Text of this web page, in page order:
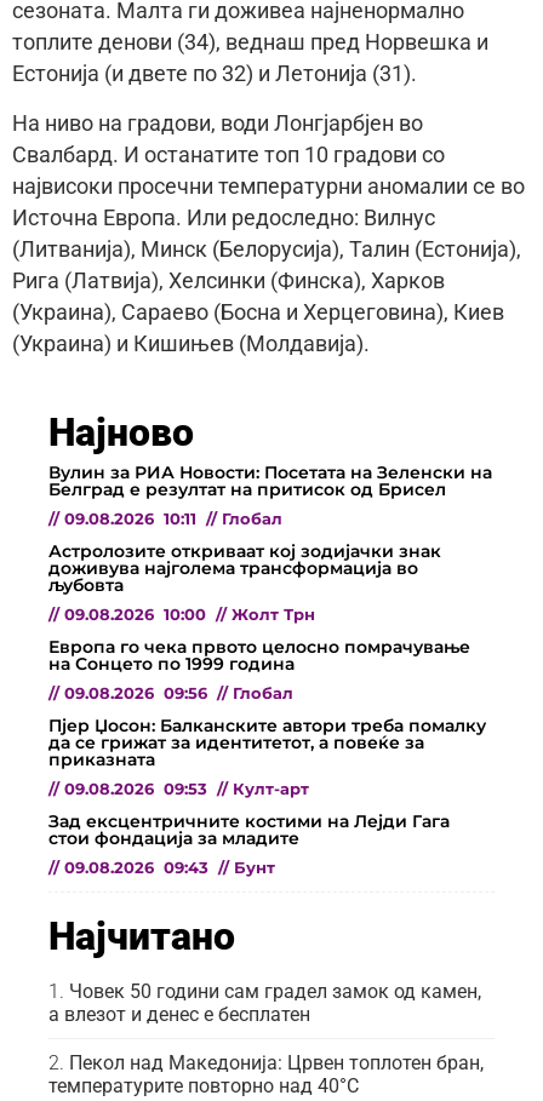
сезоната. Малта ги доживеа најненормално
топлите денови (34), веднаш пред Норвешка и
Естонија (и двете по 32) и Летонија (31).
На ниво на градови, води Лонгјарбјен во
Свалбард. И останатите топ 10 градови со
највисоки просечни температурни аномалии се во
Источна Европа. Или редоследно: Вилнус
(Литванија), Минск (Белорусија), Талин (Естонија),
Рига (Латвија), Хелсинки (Финска), Харков
(Украина), Сараево (Босна и Херцеговина), Киев
(Украина) и Кишињев (Молдавија).
Најново
Вулин за РИА Новости: Посетата на Зеленски на
Белград е резултат на притисок од Брисел
// 09.08.2026 10:11 // Глобал
Астролозите откриваат кој зодијачки знак
доживува најголема трансформација во
љубовта
// 09.08.2026 10:00 // Жолт Трн
Европа го чека првото целосно помрачување
на Сонцето по 1999 година
// 09.08.2026 09:56 // Глобал
Пјер Џосон: Балканските автори треба помалку
да се грижат за идентитетот, а повеќе за
приказната
// 09.08.2026 09:53 // Култ-арт
Зад ексцентричните костими на Лејди Гага
стои фондација за младите
// 09.08.2026 09:43 // Бунт
Најчитано
Човек 50 години сам градел замок од камен,
а влезот и денес е бесплатен
Пекол над Македонија: Црвен топлотен бран,
температурите повторно над 40°C